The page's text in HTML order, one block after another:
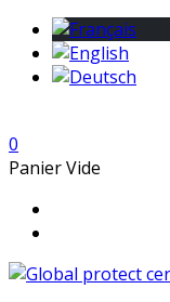
0
Panier Vide